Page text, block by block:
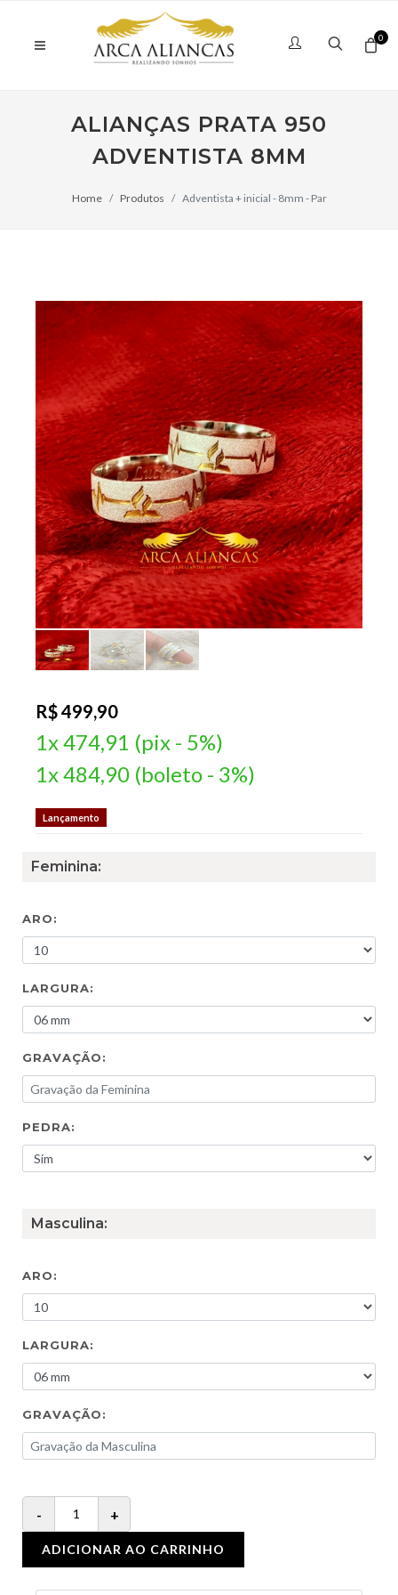
0
ALIANÇAS PRATA 950
ADVENTISTA 8MM
Home Produtos Adventista + inicial - 8mm - Par
R$ 499,90
1x 474,91 (pix - 5%)
1x 484,90 (boleto - 3%)
Lançamento
Feminina:
ARO:
LARGURA:
GRAVAÇÃO:
PEDRA:
Masculina:
ARO:
LARGURA:
GRAVAÇÃO:
ADICIONAR AO CARRINHO